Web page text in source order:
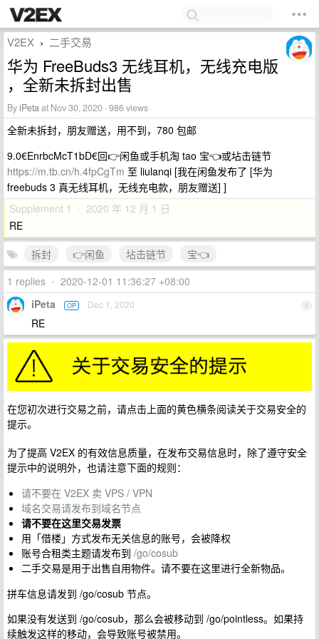
V2EX › 二手交易
华为 FreeBuds3 无线耳机，无线充电版
，全新未拆封出售
ByiPetaat Nov 30, 2020 · 986 views
全新未拆封，朋友赠送，用不到，780 包邮
9.0€EnrbcMcT1bD€回👉闲鱼或手机淘 tao 宝👈或坫击链节
https://m.tb.cn/h.4fpCgTm 至 liulanqi [我在闲鱼发布了 [华为
freebuds 3 真无线耳机，无线充电款，朋友赠送] ]
Supplement 1 · 2020 年 12 月 1 日
RE
拆封
👉闲鱼 坫击链节
宝👈
1 replies • 2020-12-01 11:36:27 +08:00
1
iPeta OP Dec 1, 2020
RE
在您初次进行交易之前，请点击上面的黄色横条阅读关于交易安全的
提示。
为了提高 V2EX 的有效信息质量，在发布交易信息时，除了遵守安全
提示中的说明外，也请注意下面的规则：
请不要在 V2EX 卖 VPS / VPN
域名交易请发布到域名节点
请不要在这里交易发票
用「借楼」方式发布无关信息的账号，会被降权
账号合租类主题请发布到 /go/cosub
二手交易是用于出售自用物件。请不要在这里进行全新物品。
拼车信息请发到 /go/cosub 节点。
如果没有发送到 /go/cosub，那么会被移动到 /go/pointless。如果持
续触发这样的移动，会导致账号被禁用。